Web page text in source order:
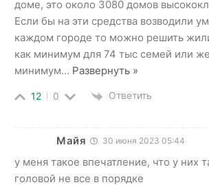
доме, это около 3080 домов
Если бы на эти средства возводили
каждом городе то можно решить
как минимум для 74 тыс семей или
минимум… Развернуть »
12 0 Ответить
Майя 30 июня 2023 05:44
у меня такое впечатление, что у них
головой не все в порядке